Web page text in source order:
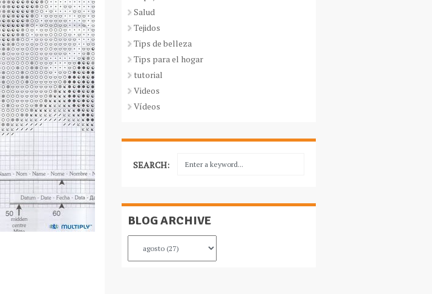
Salud
Tejidos
Tips de belleza
Tips para el hogar
tutorial
Videos
Vídeos
SEARCH:
BLOG ARCHIVE